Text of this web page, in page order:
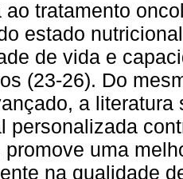
ao tratamento
estado
de vida e
(23-26). Do
a
personalizada
promove uma
na qualidade